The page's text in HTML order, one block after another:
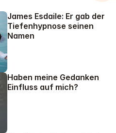
James Esdaile: Er gab der
Tiefenhypnose seinen
Namen
Haben meine Gedanken
Einfluss auf mich?